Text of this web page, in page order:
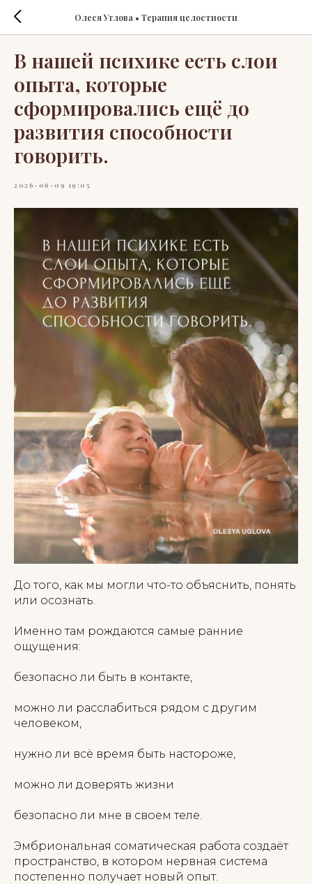
Олеся Углова • Терапия целостности
В нашей психике есть слои
опыта, которые
сформировались ещё до
развития способности
говорить.
2026-06-09 19:05
До того, как мы могли что-то объяснить, понять
или осознать.
Именно там рождаются самые ранние
ощущения:
безопасно ли быть в контакте,
можно ли расслабиться рядом с другим
человеком,
нужно ли всё время быть настороже,
можно ли доверять жизни
безопасно ли мне в своем теле.
Эмбриональная соматическая работа создаёт
пространство, в котором нервная система
постепенно получает новый опыт.